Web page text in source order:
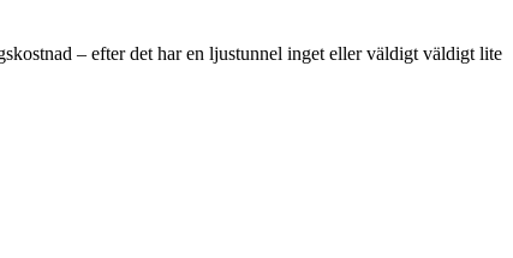
– efter det har en ljustunnel inget eller väldigt väldigt lite